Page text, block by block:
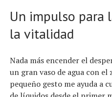
Un impulso para
la vitalidad
Nada más encender el
un gran vaso de agua con el
pequeño gesto me ayuda a
Tendencias
Artículos
El equipo